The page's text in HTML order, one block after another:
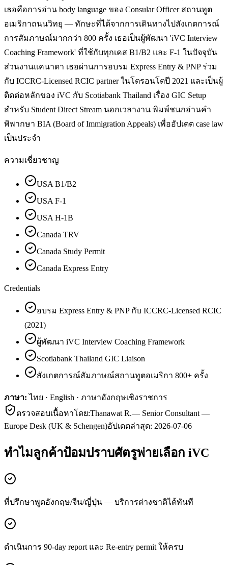
เธอคือการอ่าน body language ของ Consular Officer สถานทูต
อเมริกาถนนวิทยุ — ทักษะที่ได้จากการเดินทางไปสังเกตการณ์
การสัมภาษณ์มากกว่า 800 ครั้ง เธอเป็นผู้พัฒนา 'iVC Interview
Coaching Framework' ที่ใช้กับทุกเคส B1/B2 และ F-1 ในปัจจุบัน
ส่วนงานแคนาดา เธอผ่านการอบรม Express Entry & PNP ร่วม
กับ ICCRC-Licensed RCIC partner ในโตรอนโตปี 2021 และเป็นผู้
ติดต่อหลักของ iVC กับ Scotiabank Thailand เรื่อง GIC Setup
สำหรับ Student Direct Stream นอกเวลางาน พิมพ์ชนกอ่านคำ
พิพากษา BIA (Board of Immigration Appeals) เพื่ออัปเดต case law
เป็นประจำ
ความเชี่ยวชาญ
USA B1/B2
USA F-1
USA H-1B
Canada TRV
Canada Study Permit
Canada Express Entry
Credentials
อบรม Express Entry & PNP กับ ICCRC-Licensed RCIC
(2021)
ผู้พัฒนา iVC Interview Coaching Framework
Scotiabank Thailand GIC Liaison
สังเกตการณ์สัมภาษณ์สถานทูตอเมริกา 800+ ครั้ง
ภาษา: ไทย · English · ภาษาอังกฤษเชิงราชการ
ตรวจสอบเนื้อหาโดย:Thanawat R.— Senior Consultant —
Europe Desk (UK & Schengen)อัปเดตล่าสุด: 2026-07-06
ทำไมลูกค้าป้อมปราบศัตรูพ่ายเลือก iVC
ที่ปรึกษาพูดอังกฤษ/จีน/ญี่ปุ่น — บริการต่างชาติได้ทันที
ดำเนินการ 90-day report และ Re-entry permit ให้ครบ